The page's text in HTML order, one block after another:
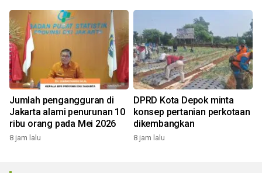
Jumlah pengangguran di
Jakarta alami penurunan 10
ribu orang pada Mei 2026
8 jam lalu
DPRD Kota Depok minta
konsep pertanian perkotaan
dikembangkan
8 jam lalu